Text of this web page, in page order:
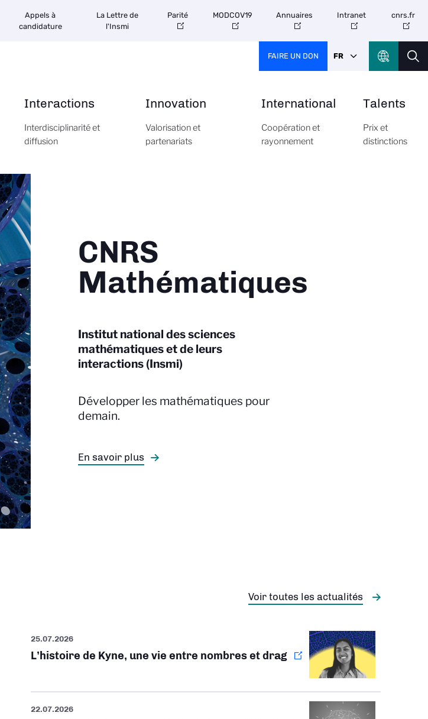
Interactions
Interdisciplinarité et
diffusion
Innovation
Valorisation et
partenariats
International
Coopération et
rayonnement
Talents
Prix et
distinctions
Appels à
candidature
La Lettre de
l'Insmi
Parité MODCOV19 Annuaires Intranet cnrs.fr
FAIRE UN DON FR
CNRS
Mathématiques
Institut national des sciences
mathématiques et de leurs
interactions (Insmi)
Développer les mathématiques pour
demain.
En savoir plus
Voir toutes les actualités
25.07.2026
L’histoire de Kyne, une vie entre nombres et drag
22.07.2026